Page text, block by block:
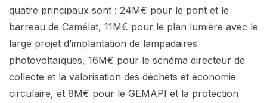
quatre principaux sont : 24M€ pour le pont et le
barreau de Camélat, 11M€ pour le plan lumière avec le
large projet d’implantation de lampadaires
photovoltaïques, 16M€ pour le schéma directeur de
collecte et la valorisation des déchets et économie
circulaire, et 8M€ pour le GEMAPI et la protection